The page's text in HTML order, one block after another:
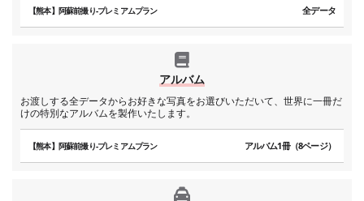
【熊本】阿蘇前撮り-プレミアムプラン 全データ
アルバム
お渡しする全データからお好きな写真をお選びいただいて、世界に一冊だ
けの特別なアルバムを製作いたします。
【熊本】阿蘇前撮り-プレミアムプラン アルバム1冊（8ページ）